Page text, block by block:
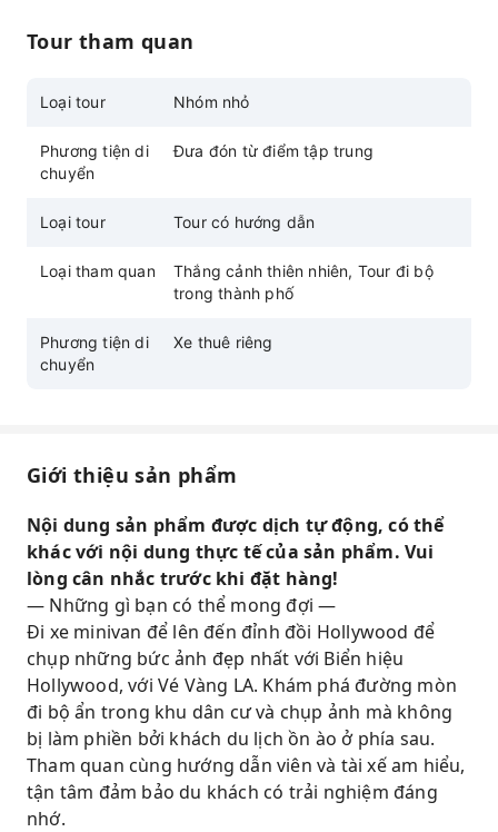
Tour tham quan
Loại tour Nhóm nhỏ
Phương tiện di
chuyển
Đưa đón từ điểm tập trung
Loại tour Tour có hướng dẫn
Loại tham quan
Thắng cảnh thiên nhiên, Tour đi bộ
trong thành phố
Phương tiện di
chuyển
Xe thuê riêng
Giới thiệu sản phẩm
Nội dung sản phẩm được dịch tự động, có thể
khác với nội dung thực tế của sản phẩm. Vui
lòng cân nhắc trước khi đặt hàng!
— Những gì bạn có thể mong đợi —
Đi xe minivan để lên đến đỉnh đồi Hollywood để
chụp những bức ảnh đẹp nhất với Biển hiệu
Hollywood, với Vé Vàng LA. Khám phá đường mòn
đi bộ ẩn trong khu dân cư và chụp ảnh mà không
bị làm phiền bởi khách du lịch ồn ào ở phía sau.
Tham quan cùng hướng dẫn viên và tài xế am hiểu,
tận tâm đảm bảo du khách có trải nghiệm đáng
nhớ.